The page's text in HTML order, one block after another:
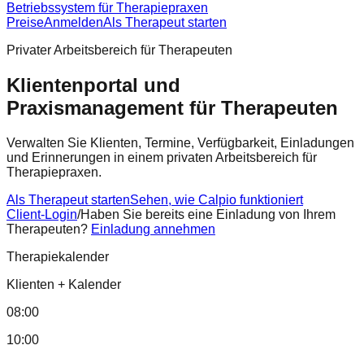
Betriebssystem für Therapiepraxen
PreiseAnmeldenAls Therapeut starten
Privater Arbeitsbereich für Therapeuten
Klientenportal und
Praxismanagement für Therapeuten
Verwalten Sie Klienten, Termine, Verfügbarkeit, Einladungen
und Erinnerungen in einem privaten Arbeitsbereich für
Therapiepraxen.
Als Therapeut startenSehen, wie Calpio funktioniert
Client-Login/Haben Sie bereits eine Einladung von Ihrem
Therapeuten? Einladung annehmen
Therapiekalender
Klienten + Kalender
08:00
10:00